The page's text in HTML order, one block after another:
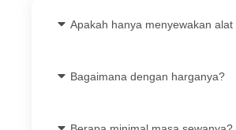
Apakah hanya menyewakan alat
Bagaimana dengan harganya?